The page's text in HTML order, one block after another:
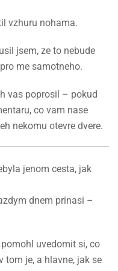
vzhuru nohama.
jsem, ze to nebude
me samotneho.
vas poprosil – pokud
co vam nase
nekomu otevre dvere.
jenom cesta, jak
dnem prinasi –
uvedomit si, co
tom je, a hlavne, jak se